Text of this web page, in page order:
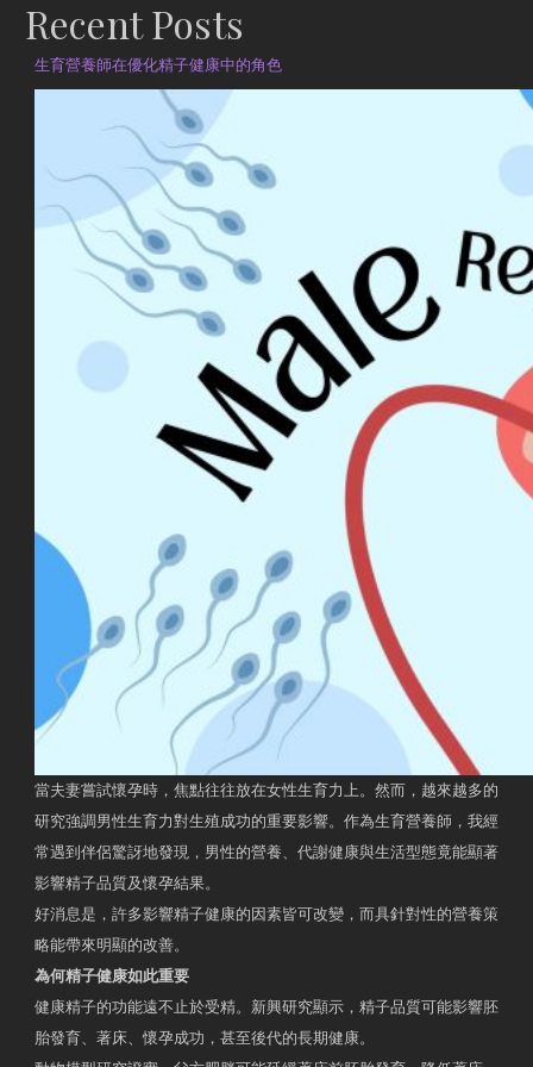
Recent Posts
生育營養師在優化精子健康中的角色
當夫妻嘗試懷孕時，焦點往往放在女性生育力上。然而，越來越多的
研究強調男性生育力對生殖成功的重要影響。作為生育營養師，我經
常遇到伴侶驚訝地發現，男性的營養、代謝健康與生活型態竟能顯著
影響精子品質及懷孕結果。
好消息是，許多影響精子健康的因素皆可改變，而具針對性的營養策
略能帶來明顯的改善。
為何精子健康如此重要
健康精子的功能遠不止於受精。新興研究顯示，精子品質可能影響胚
胎發育、著床、懷孕成功，甚至後代的長期健康。